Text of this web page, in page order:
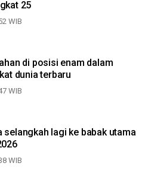
25
WIB
di posisi enam dalam
dunia terbaru
WIB
selangkah lagi ke babak utama
WIB